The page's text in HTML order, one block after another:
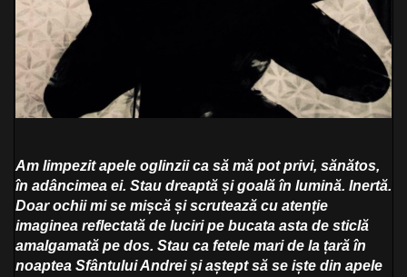
Am limpezit apele oglinzii ca să mă pot privi, sănătos,
în adâncimea ei. Stau dreaptă și goală în lumină. Inertă.
Doar ochii mi se mișcă și scrutează cu atenție
imaginea reflectată de luciri pe bucata asta de sticlă
amalgamată pe dos. Stau ca fetele mari de la țară în
noaptea Sfântului Andrei și aștept să se iște din apele